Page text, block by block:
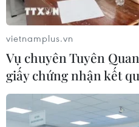
nhập vào tỉnh Kursk của
buộc Mỹ can thiệp vào
vietnamplus.vn
Vụ chuyên Tuyên
giấy chứng nhận kết